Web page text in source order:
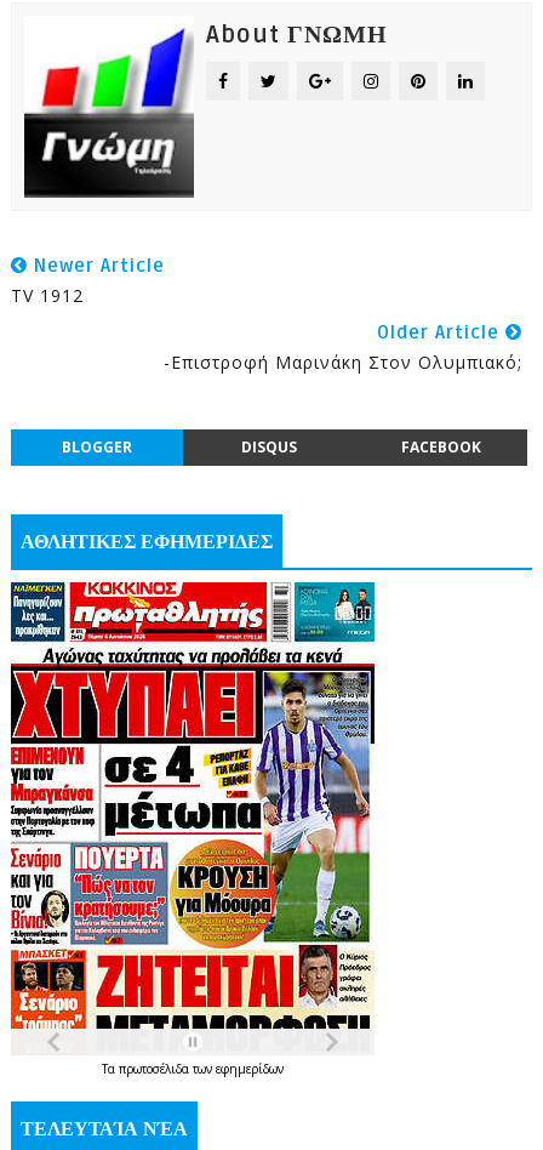
About ΓΝΩΜΗ
Newer Article
ΤV 1912
Older Article
-Επιστροφή Μαρινάκη Στον Ολυμπιακό;
BLOGGER DISQUS FACEBOOK
ΑΘΛΗΤΙΚΕΣ ΕΦΗΜΕΡΙΔΕΣ
Τα πρωτοσέλιδατων εφημερίδων
ΤΕΛΕΥΤΑΊΑ ΝΈΑ